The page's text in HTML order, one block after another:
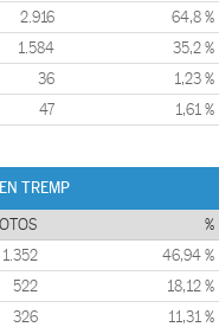
2.916 64,8 %
1.584 35,2 %
36 1,23 %
47 1,61 %
TREMP
%
1.352 46,94 %
522 18,12 %
326 11,31 %